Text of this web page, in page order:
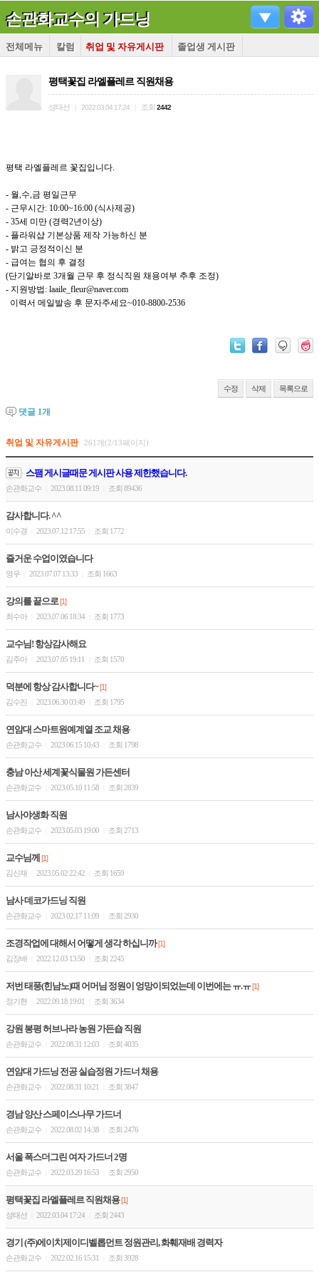
손관화교수의 가드닝
전체메뉴 칼럼 취업 및 자유게시판 졸업생 게시판
평택꽃집 라엘플레르 직원채용
성태선 2022.03.04 17:24 조회 2442
평택 라엘플레르 꽃집입니다.
- 월,수,금 평일근무
- 근무시간: 10:00~16:00 (식사제공)
- 35세 미만 (경력2년이상)
- 플라워샵 기본상품 제작 가능하신 분
- 밝고 긍정적이신 분
- 급여는 협의 후 결정
(단기알바로 3개월 근무 후 정식직원 채용여부 추후 조정)
- 지원방법: laaile_fleur@naver.com
이력서 메일발송 후 문자주세요~010-8800-2536
수정 삭제 목록으로
댓글 1개
취업 및 자유게시판 261개(2/13페이지)
스팸 게시글때문 게시판 사용 제한했습니다.
손관화교수 2023.08.11 09:19 조회 89436
감사합니다. ^^
이수경 2023.07.12 17:55 조회 1772
즐거운 수업이였습니다
영우 2023.07.07 13:33 조회 1663
강의를 끝으로[1]
최수아
2023.07.06 18:34 조회 1773
교수님! 항상감사해요
김주아 2023.07.05 19:11 조회 1570
덕분에 항상 감사합니다~[1]
김수진
2023.06.30 03:49 조회 1795
연암대 스마트원예계열 조교 채용
손관화교수 2023.06.15 10:43 조회 1798
충남 아산 세계꽃식물원 가든센터
손관화교수 2023.05.10 11:58 조회 2839
남사야생화 직원
손관화교수 2023.05.03 19:00 조회 2713
교수님께 [1]
김신재
2023.05.02 22:42 조회 1659
남사 데코가드닝 직원
손관화교수 2023.02.17 11:09 조회 2930
조경작업에 대해서 어떻게 생각 하십니까[1]
김장배
2022.12.03 13:50 조회 2245
저번 태풍(힌남노)때 어머님 정원이 엉망이되었는데 이번에는 ㅠ.ㅠ[1]
정기현
2022.09.18 19:01 조회 3634
강원 봉평 허브나라 농원 가든숍 직원
손관화교수 2022.08.31 12:03 조회 4035
연암대 가드닝 전공 실습정원 가드너 채용
손관화교수 2022.08.31 10:21 조회 3847
경남 양산 스페이스나무 가드너
손관화교수 2022.08.02 14:38 조회 2476
서울 폭스더그린 여자 가드너 2명
손관화교수 2022.03.29 16:53 조회 2950
평택꽃집 라엘플레르 직원채용[1]
성태선
2022.03.04 17:24 조회 2443
경기 (주)에이치제이디벨롭먼트 정원관리, 화훼재배 경력자
손관화교수 2022.02.16 15:31 조회 3928